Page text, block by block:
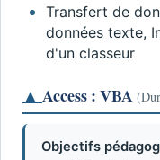
Transfert de
données texte,
d'un classeur
▲ Access : VBA
Objectifs